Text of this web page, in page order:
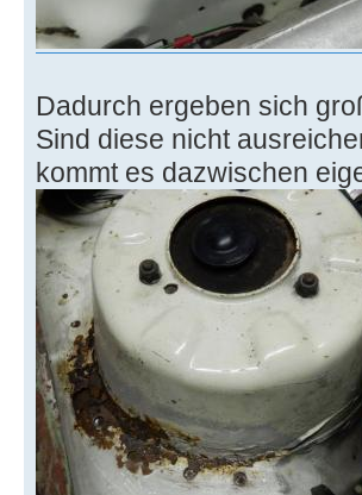
Dadurch ergeben sich
Sind diese nicht
kommt es dazwischen